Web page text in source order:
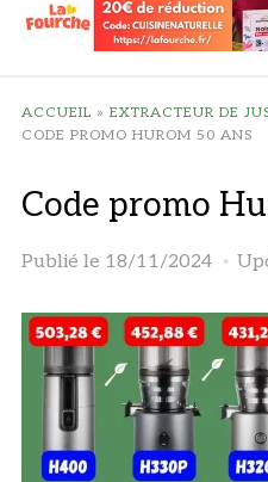
ACCUEIL » EXTRACTEUR DE
CODE PROMO HUROM 50 ANS
Code promo
Publié le 18/11/2024